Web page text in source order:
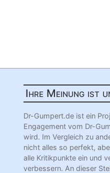
Ihre Meinung ist
Dr-Gumpert.de ist ein
Engagement vom Dr-
wird. Im Vergleich zu
nicht alles so perfekt,
alle Kritikpunkte ein und
verbessern. An dieser